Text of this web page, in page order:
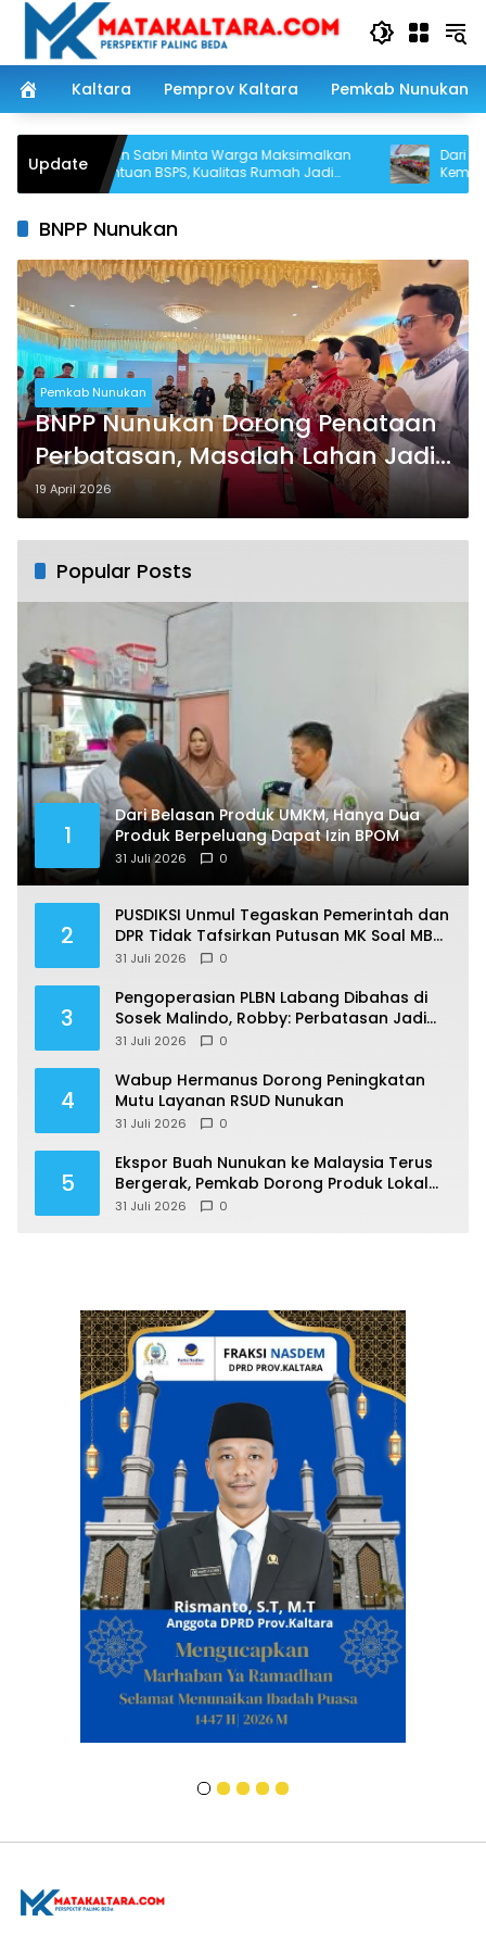
Langsung
konten
Kaltara
Pemprov Kaltara Pemkab Nunukan
UpdateIrwan Sabri Minta Warga Maksimalkan
Bantuan BSPS, Kualitas Rumah Jadi
Prioritas
Dari
Digaungkan
BNPP Nunukan
Pemkab Nunukan
BNPP Nunukan Dorong Penataan
Perbatasan, Masalah Lahan Jadi
Sorotan Utama
19 April 2026
Popular Posts
1
Dari Belasan Produk UMKM, Hanya Dua
Produk Berpeluang Dapat Izin BPOM
31 Juli 2026 0
2
PUSDIKSI Unmul Tegaskan Pemerintah dan
DPR Tidak Tafsirkan Putusan MK Soal MBG
Sesuka Hati
31 Juli 2026 0
3
Pengoperasian PLBN Labang Dibahas di
Sosek Malindo, Robby: Perbatasan Jadi
Motor Ekonomi
31 Juli 2026 0
4
Wabup Hermanus Dorong Peningkatan
Mutu Layanan RSUD Nunukan
31 Juli 2026 0
5
Ekspor Buah Nunukan ke Malaysia Terus
Bergerak, Pemkab Dorong Produk Lokal
Naik Kelas
31 Juli 2026 0